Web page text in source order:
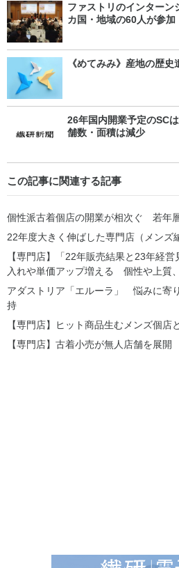
ファストリのインター
カ国・地域の60人が参加
《めてみみ》産地の歴史
26年国内開業予定のSC
舗数・面積は減少
この記事に関連する記事
個性派古着個店の開業が相次ぐ 若年
22年度大きく伸ばした専門店（メンズ
【専門店】「22年販売結果と23年経
入れや単価アップ増える 個性や上質
アダストリア「エルーラ」 悩みに寄
持
【専門店】ヒット商品生むメンズ個店
【専門店】古着小売が無人店舗を展